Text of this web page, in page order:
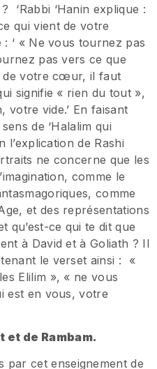
‘Rabbi ‘Hanin explique :
qui vient de votre
: ‘ « Ne vous tournez pas
pas vers ce que
de votre cœur, il faut
signifie « rien du tout »,
votre vide.’ En faisant
de ‘Halalim qui
l’explication de Rashi
ne concerne que les
comme le
comme
et des représentations
qu’est-ce qui te dit que
à David et à Goliath ? Il
le verset ainsi : «
Elilim », « ne vous
est en vous, votre
et de Rambam.
par cet enseignement de